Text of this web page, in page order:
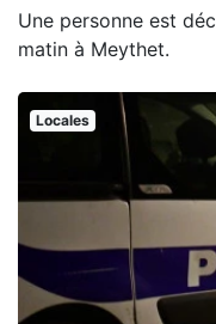
Une personne est
matin à Meythet.
Locales